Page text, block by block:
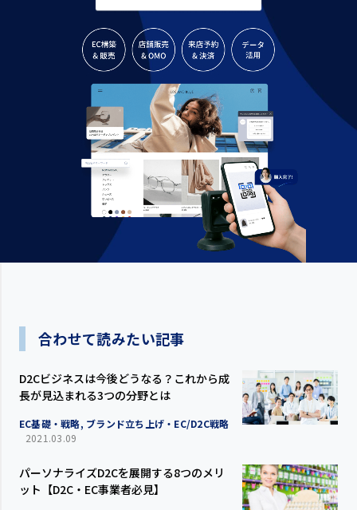
合わせて読みたい記事
D2Cビジネスは今後どうなる？これから成
長が見込まれる3つの分野とは
EC基礎・戦略, ブランド立ち上げ・EC/D2C戦略
2021.03.09
パーソナライズD2Cを展開する8つのメリ
ット【D2C・EC事業者必見】